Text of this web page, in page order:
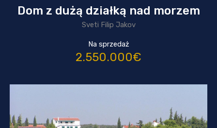
Dom z dużą działką nad morzem
Sveti Filip Jakov
Na sprzedaż
2.550.000€